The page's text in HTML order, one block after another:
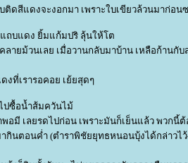
ติดสีแดงจะงอกมา เพราะใบเขียวล้วนมาก่อน
ถบแดง ยิ้มแก้มปริ ลุ้นให้โต
ยม้วนเลย เมื่อวานกลับมาบ้าน เหลือก้านกั
งที่เรารอคอย เย้ยสุดๆ
ปซื้อน้ำส้มควันไม้
มี เลยรดไปก่อน เพราะมันก็เย็นแล้ว พวกนี้
กินตอนค่ำ (ตำราพิชัยยุทธหนอนบุ้งได้กล่าวไ